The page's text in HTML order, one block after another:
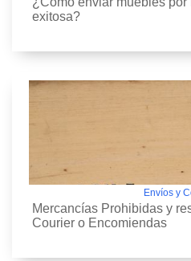
exitosa?
Envíos y
Mercancías Prohibidas y
Courier o Encomiendas